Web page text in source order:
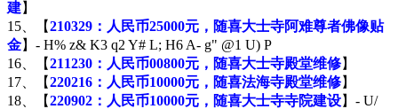
建】
15、【210329：人民币25000元，随喜大士寺阿难尊者佛像贴
金】 - H% z& K3 q2 Y# L; H6 A- g" @1 U) P
16、【211230：人民币00800元，随喜大士寺殿堂维修】
17、【220216：人民币10000元，随喜法海寺殿堂维修】
18、【220902：人民币10000元，随喜大士寺寺院建设】 - U/